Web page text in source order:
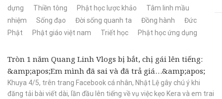
dựng
Thiền tông Phật học lược khảo
Tâm linh mầu
nhiệm
Sống đạo Đời sống quanh ta Đồng hành
Đức
Phật
Phật giáo việt nam Triết học Phật học ứng dụng
Tròn 1 năm Quang Linh Vlogs bị bắt, chị gái lên tiếng:
&amp;apos;Em mình đã sai và đã trả giá…&amp;apos;
Khuya 4/5, trên trang Facebook cá nhân, Nhật Lệ gây chú ý khi
đăng tải bài viết dài, lần đầu lên tiếng về vụ việc kẹo Kera và em trai